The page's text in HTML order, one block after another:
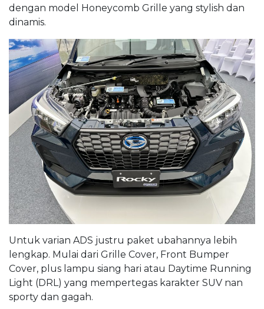
dengan model Honeycomb Grille yang stylish dan
dinamis.
Untuk varian ADS justru paket ubahannya lebih
lengkap. Mulai dari Grille Cover, Front Bumper
Cover, plus lampu siang hari atau Daytime Running
Light (DRL) yang mempertegas karakter SUV nan
sporty dan gagah.